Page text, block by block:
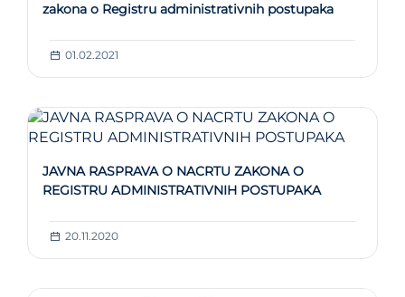
zakona o Registru administrativnih postupaka
01.02.2021
JAVNA RASPRAVA O NACRTU ZAKONA O
REGISTRU ADMINISTRATIVNIH POSTUPAKA
20.11.2020